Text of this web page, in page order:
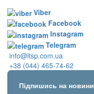
Viber
Facebook
Instagram
Telegram
info@ltsp.com.ua
+38 (044) 465-74-62
Підпишись на